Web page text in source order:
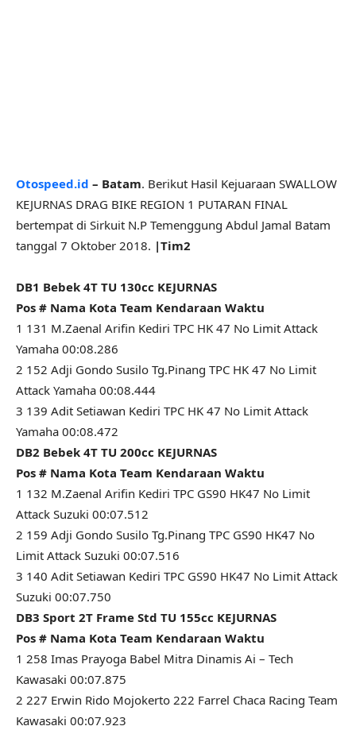
Otospeed.id – Batam. Berikut Hasil Kejuaraan SWALLOW
KEJURNAS DRAG BIKE REGION 1 PUTARAN FINAL
bertempat di Sirkuit N.P Temenggung Abdul Jamal Batam
tanggal 7 Oktober 2018. |Tim2
DB1 Bebek 4T TU 130cc KEJURNAS
Pos # Nama Kota Team Kendaraan Waktu
1 131 M.Zaenal Arifin Kediri TPC HK 47 No Limit Attack
Yamaha 00:08.286
2 152 Adji Gondo Susilo Tg.Pinang TPC HK 47 No Limit
Attack Yamaha 00:08.444
3 139 Adit Setiawan Kediri TPC HK 47 No Limit Attack
Yamaha 00:08.472
DB2 Bebek 4T TU 200cc KEJURNAS
Pos # Nama Kota Team Kendaraan Waktu
1 132 M.Zaenal Arifin Kediri TPC GS90 HK47 No Limit
Attack Suzuki 00:07.512
2 159 Adji Gondo Susilo Tg.Pinang TPC GS90 HK47 No
Limit Attack Suzuki 00:07.516
3 140 Adit Setiawan Kediri TPC GS90 HK47 No Limit Attack
Suzuki 00:07.750
DB3 Sport 2T Frame Std TU 155cc KEJURNAS
Pos # Nama Kota Team Kendaraan Waktu
1 258 Imas Prayoga Babel Mitra Dinamis Ai – Tech
Kawasaki 00:07.875
2 227 Erwin Rido Mojokerto 222 Farrel Chaca Racing Team
Kawasaki 00:07.923